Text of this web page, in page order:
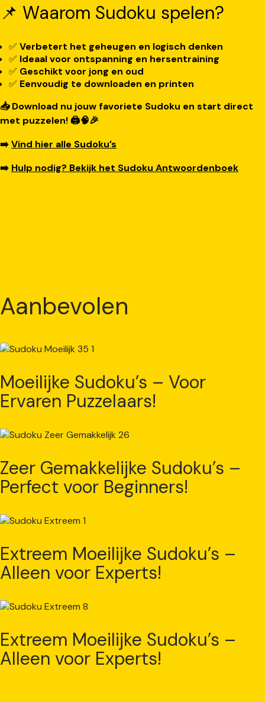
📌 Waarom Sudoku spelen?
✅ Verbetert het geheugen en logisch denken
✅ Ideaal voor ontspanning en hersentraining
✅ Geschikt voor jong en oud
✅ Eenvoudig te downloaden en printen
📥 Download nu jouw favoriete Sudoku en start direct
met puzzelen! 🖨️🧠🎉
➡️Vind hier alle Sudoku’s
➡️ Hulp nodig? Bekijk het Sudoku Antwoordenboek
Aanbevolen
Moeilijke Sudoku’s – Voor
Ervaren Puzzelaars!
Zeer Gemakkelijke Sudoku’s –
Perfect voor Beginners!
Extreem Moeilijke Sudoku’s –
Alleen voor Experts!
Extreem Moeilijke Sudoku’s –
Alleen voor Experts!